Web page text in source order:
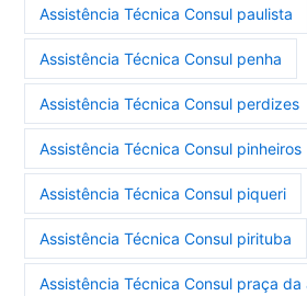
Assistência Técnica Consul paulista
Assistência Técnica Consul penha
Assistência Técnica Consul perdizes
Assistência Técnica Consul pinheiros
Assistência Técnica Consul piqueri
Assistência Técnica Consul pirituba
Assistência Técnica Consul praça da